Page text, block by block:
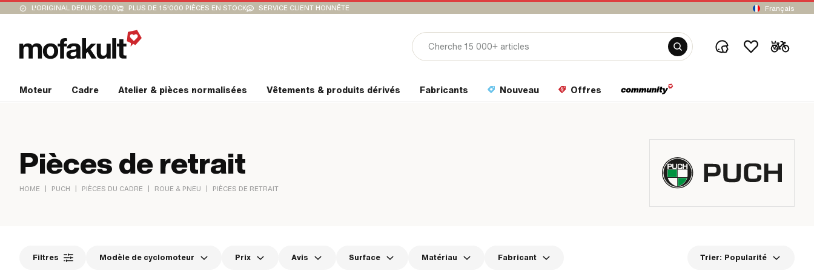
L'ORIGINAL DEPUIS 2010 PLUS DE 15'000 PIÈCES EN STOCK SERVICE CLIENT HONNÊTE Français
Moteur Cadre Atelier & pièces normalisées Vêtements & produits dérivés Fabricants Nouveau Offres
Pièces de retrait
HOME | PUCH | PIÈCES DU CADRE | ROUE & PNEU | PIÈCES DE RETRAIT
Filtres Modèle de cyclomoteur Prix Avis Surface Matériau Fabricant Trier: Popularité